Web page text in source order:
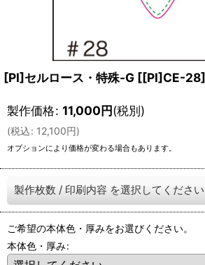
[PI]セルロース・特殊-G [[PI]CE-28]
製作価格: 11,000円(税別)
(税込: 12,100円)
オプションにより価格が変わる場合もあります。
製作枚数 / 印刷内容 を選択してください
ご希望の本体色・厚みをお選びください。
本体色・厚み: